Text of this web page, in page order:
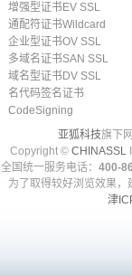
增强型证书EV SSL
通配符证书Wildcard
企业型证书OV SSL
多域名证书SAN SSL
域名型证书DV SSL
名代码签名证书
CodeSigning
亚狐科技旗下
Copyright © CHINASSL
全国统一服务电话： 400-
为了取得较好浏览效果
津